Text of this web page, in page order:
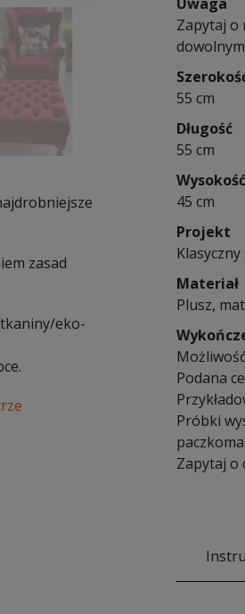
zasad
eko-
Zapytaj o
55 cm
Długość
55 cm
Wysokość
45 cm
Projekt
Materiał
Plusz,
Podana
Próbki
Zapytaj o